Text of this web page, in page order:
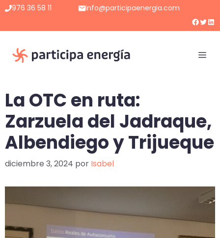
Saltar
contenido
976 36 58 11 info@participaenergia.com
La OTC en ruta:
Zarzuela del Jadraque,
Albendiego y Trijueque
diciembre 3, 2024 por Isabel